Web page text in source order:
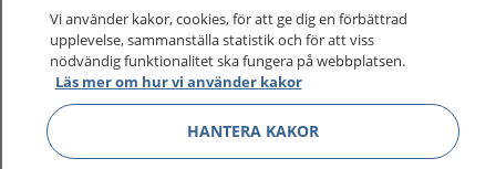
1177 på flera språk Visa
Vi använder kakor, cookies, för att ge dig en förbättrad
upplevelse, sammanställa statistik och för att viss
nödvändig funktionalitet ska fungera på webbplatsen.
Läs mer om hur vi använder kakor
HANTERA KAKOR